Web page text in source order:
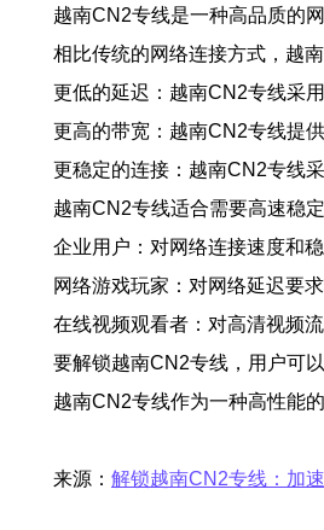
越南CN2专线是一种高品质的
相比传统的网络连接方式，越
更低的延迟：越南CN2专线采
更高的带宽：越南CN2专线提
更稳定的连接：越南CN2专线
越南CN2专线适合需要高速稳
企业用户：对网络连接速度和
网络游戏玩家：对网络延迟要
在线视频观看者：对高清视频
要解锁越南CN2专线，用户可
越南CN2专线作为一种高性能
来源： 解锁越南CN2专线：加